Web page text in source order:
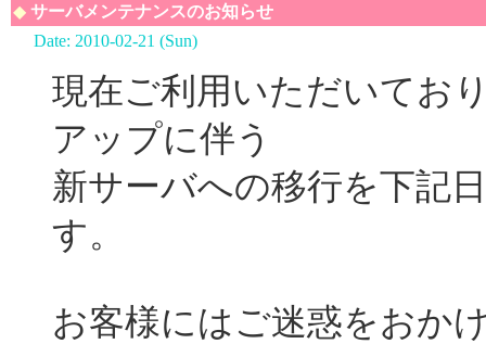
◆ サーバメンテナンスのお知らせ
Date: 2010-02-21 (Sun)
現在ご利用いただいてお
アップに伴う
新サーバへの移行を下記
す。
お客様にはご迷惑をおか